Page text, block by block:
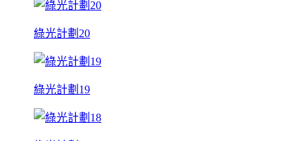
綠光計劃20
綠光計劃19